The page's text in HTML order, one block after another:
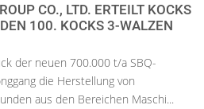
CO., LTD. ERTEILT KOCKS
100. KOCKS 3-WALZEN
der neuen 700.000 t/a SBQ-
die Herstellung von
aus den Bereichen Maschi...